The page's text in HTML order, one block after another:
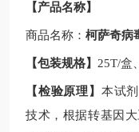
【产品名称】
商品名称： 柯萨奇病
【包装规格】 25T/盒、
【检验原理】 本试
技术，根据转基因大